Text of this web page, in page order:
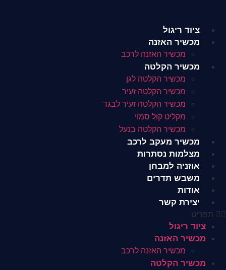
ציוד ריגול
מכשיר האזנה
מכשיר האזנה לרכב
מכשיר הקלטה
מכשיר הקלטה לגן
מכשיר הקלטה זעיר
מכשיר הקלטה זעיר לבגד
מקליט קול סמוי
מכשיר הקלטה בנעל
מכשיר מעקב לרכב
מצלמות נסתרות
אוזניה למבחן
משבש תדרים
אודות
יצירת קשר
תפריט
ציוד ריגול
מכשיר האזנה
מכשיר האזנה לרכב
מכשיר הקלטה